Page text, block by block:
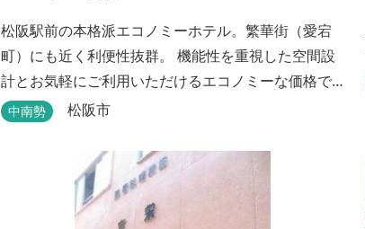
松阪駅前の本格派エコノミーホテル。繁華街（愛宕
町）にも近く利便性抜群。 機能性を重視した空間設
計とお気軽にご利用いただけるエコノミーな価格で
長期滞在に最適。喫煙・禁煙ルームもご指定いただ
ュッフェ（6:30～9:30） ・アルコールも無料のウェ
ルカムドリンクサービス（18:00～20:00）
中南勢 松阪市